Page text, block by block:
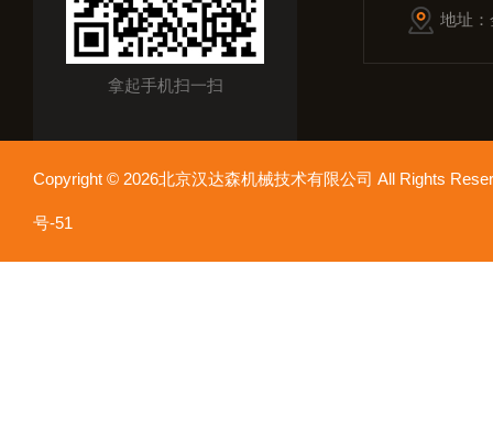
拿起手机扫一扫
地址
Copyright © 2026北京汉达森机械技术有限公司 All Rights
号-51